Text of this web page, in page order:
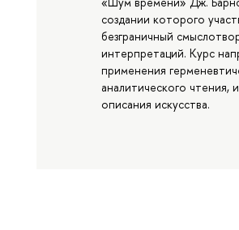
создании которого
безграничный
интерпретаций. Курс
применения
аналитического чтения,
описания искусства.